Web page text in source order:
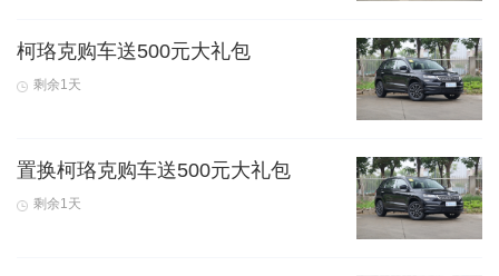
柯珞克购车送500元大礼包
剩余1天
置换柯珞克购车送500元大礼包
剩余1天